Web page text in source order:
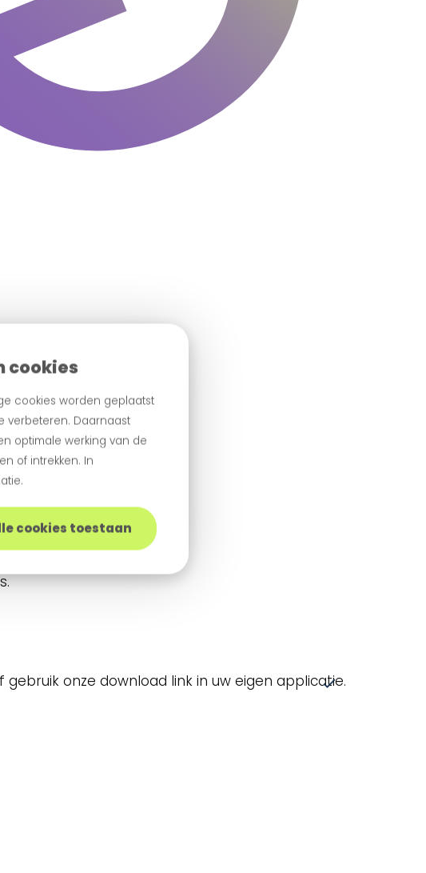
cookies
cookies worden geplaatst
verbeteren. Daarnaast
optimale werking van de
of intrekken. In
cookies toestaan
onze download link in uw eigen applicatie.